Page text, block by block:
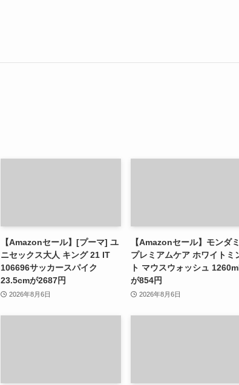
【Amazonセール】[プーマ] ユ
ニセックス大人 キング 21 IT
106696サッカースパイク
23.5cmが2687円
2026年8月6日
【Amazonセール】モンダ
プレミアムケア ホワイトミ
ト マウスウォッシュ
が854円
2026年8月6日